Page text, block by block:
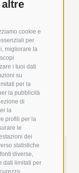
cookie e
per
migliorare la
i tuoi dati
su
per la
la pubblicità
di
la
profili per la
le
dei
statistiche
diverse,
dati limitati per